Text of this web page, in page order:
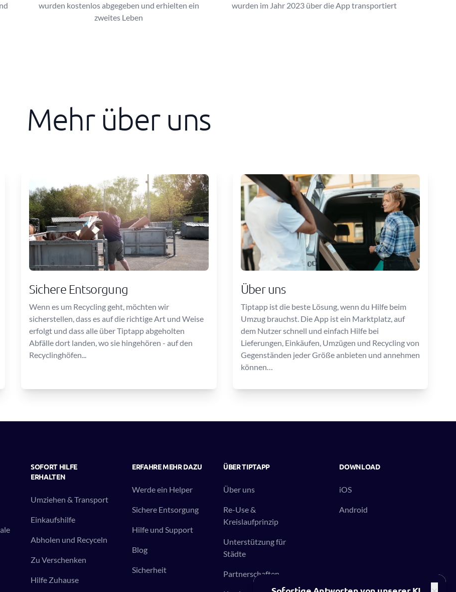
wurden kostenlos abgegeben und erhielten ein
zweites Leben
wurden im Jahr 2023 über die App transportiert
Mehr über uns
Sichere Entsorgung
Wenn es um Recycling geht, möchten wir
sicherstellen, dass es auf die richtige Art und Weise
erfolgt und dass alle über Tiptapp abgeholten
Abfälle dort landen, wo sie hingehören - auf den
Recyclinghöfen...
Über uns
Tiptapp ist die beste Lösung, wenn du Hilfe beim
Umzug brauchst. Die App ist ein Marktplatz, auf
dem Nutzer schnell und einfach Hilfe bei
Lieferungen, Einkäufen, Umzügen und Recycling von
Gegenständen jeder Größe anbieten und annehmen
können…
SOFORT HILFE
ERHALTEN
Umziehen & Transport
Einkaufshilfe
Abholen und Recyceln
Zu Verschenken
Hilfe Zuhause
ERFAHRE MEHR DAZU
Werde ein Helper
Sichere Entsorgung
Hilfe und Support
Blog
Sicherheit
ÜBER TIPTAPP
Über uns
Re-Use &
Kreislaufprinzip
Unterstützung für
Städte
Partnerschaften
DOWNLOAD
iOS
Android